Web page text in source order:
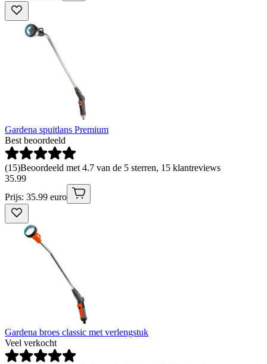
Gardena spuitlans Premium
Best beoordeeld
(15)Beoordeeld met 4.7 van de 5 sterren, 15 klantreviews
35.99
Prijs: 35.99 euro
Gardena broes classic met verlengstuk
Veel verkocht